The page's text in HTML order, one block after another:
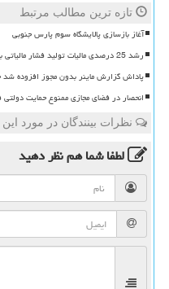
تازه ترین مطالب مرتبط
آغاز بازسازی پالایشگاه سوم پارس جنوبی
رشد 25 درصدی مالیات تولید فشار مالیاتی به سایر حوزه ها منتقل شد
پاداش گزارش ماینر بدون مجوز افزوده
انحصار در فضای مجازی ممنوع حمایت دولتی
نظرات بینندگان در مورد
لطفا شما همنظر دهید